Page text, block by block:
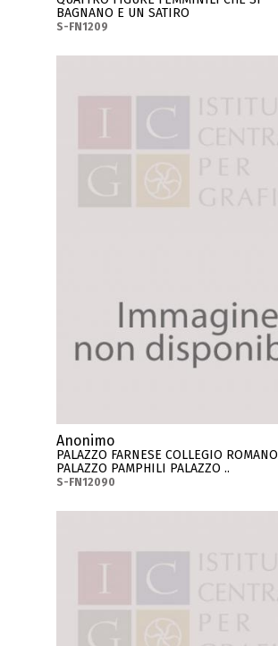
BAGNANO E UN SATIRO
S-FN1209
Anonimo
PALAZZO FARNESE COLLEGIO ROMANO
PALAZZO PAMPHILI PALAZZO ..
S-FN12090